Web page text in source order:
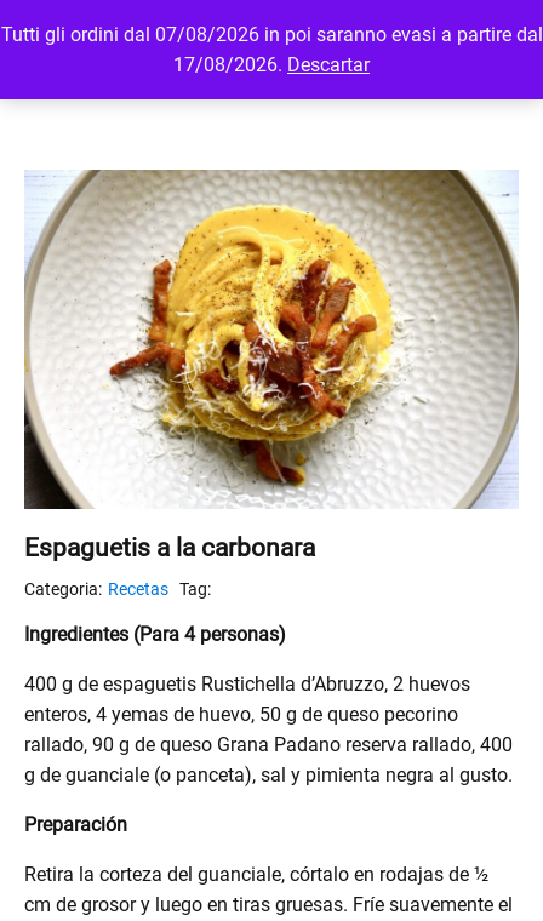
Tutti gli ordini dal 07/08/2026 in poi saranno evasi a partire dal
17/08/2026. Descartar
MENU LOGIN
Espaguetis a la carbonara
Recetas
Ingredientes (Para 4 personas)
400 g de espaguetis Rustichella d’Abruzzo, 2 huevos
enteros, 4 yemas de huevo, 50 g de queso pecorino
rallado, 90 g de queso Grana Padano reserva rallado, 400
g de guanciale (o panceta), sal y pimienta negra al gusto.
Preparación
Retira la corteza del guanciale, córtalo en rodajas de ½
cm de grosor y luego en tiras gruesas. Fríe suavemente el